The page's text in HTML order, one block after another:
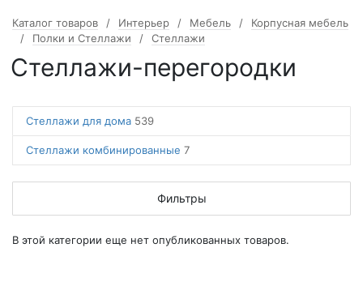
Каталог товаров Интерьер Мебель
Корпусная мебель
Полки и Стеллажи
Стеллажи
Стеллажи-перегородки
Стеллажи для дома 539
Стеллажи комбинированные 7
Фильтры
В этой категории еще нет опубликованных товаров.